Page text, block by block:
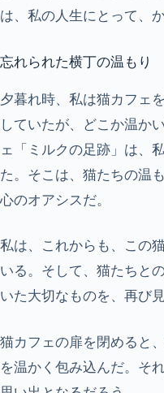
は、私の人生にとって、
忘れられた横丁の温もり
夕暮れ時、私は猫カフェ
していたが、どこか温か
ェ「ミルクの足跡」は、
た。そこは、猫たちの温
心のオアシスだ。
私は、これからも、この
いる。そして、猫たちと
いた大切なものを、再び
猫カフェの扉を閉めると
を温かく包み込んだ。そ